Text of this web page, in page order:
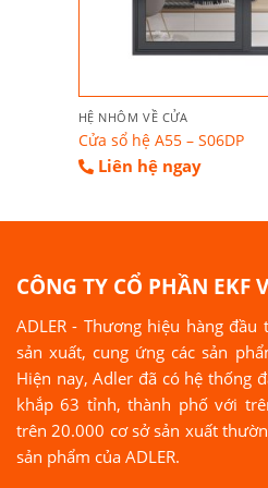
HỆ NHÔM VỀ CỬA
Cửa sổ hệ A55 – S06DP
Liên hệ ngay
CÔNG TY CỔ PHẦN EKF
ADLER - Thương hiệu hàng
sản xuất, cung ứng các sản
Hiện nay, Adler đã có hệ thống
khắp 63 tỉnh, thành phố với
trên 20.000 cơ sở sản xuất
sản phẩm của ADLER.